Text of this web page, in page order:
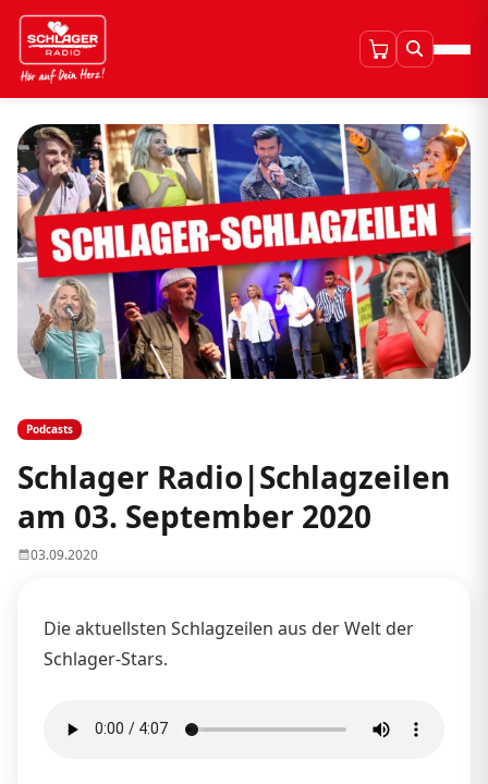
Podcasts
Schlager Radio|Schlagzeilen
am 03. September 2020
03.09.2020
Die aktuellsten Schlagzeilen aus der Welt der
Schlager-Stars.